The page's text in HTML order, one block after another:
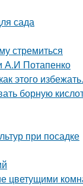
сада
стремиться
А.И Потапенко
этого избежать.
борную
при посадке
цветущими